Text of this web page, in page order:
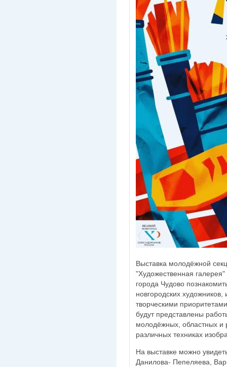
Выставка молодёжной
"Художественная
города Чудово
новгородских
творческими
будут представлены
молодёжных, областных и
различных техниках
На выставке можно
Данилова- Пепеляева,